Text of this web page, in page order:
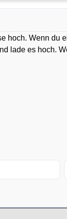
hoch. Wenn du
lade es hoch.